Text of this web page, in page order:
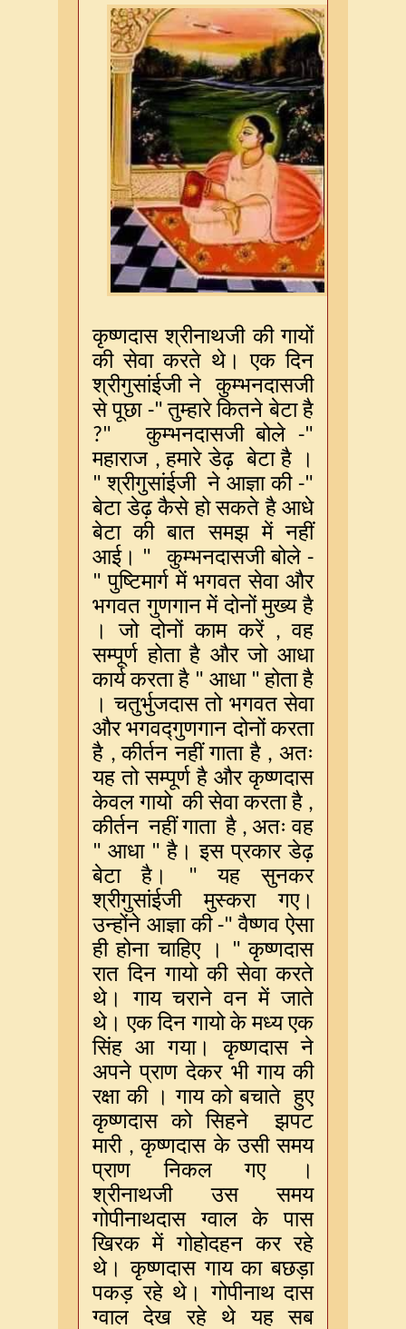
कृष्णदासश्रीनाथजीकीगायों
कीसेवाकरते थे।एकदिन
श्रीगुसांईजीने
कुम्भनदासजी
सेपूछा -"तुम्हारेकितनेबेटाहै
?"कुम्भनदासजीबोले-"
महाराज ,हमारेडेढ़ बेटाहै ।
"श्रीगुसांईजी ने आज्ञाकी -"
बेटाडेढ़कैसेहोसकतेहै आधे
बेटाकीबातसमझमेंनहीं
आई। "कुम्भनदासजीबोले-
"पुष्टिमार्गमेंभगवतसेवाऔर
भगवतगुणगानमेंदोनोंमुख्यहै
।जोदोनोंकामकरें ,वह
सम्पूर्णहोताहै औरजोआधा
कार्यकरताहै " आधा "होताहै
।चतुर्भुजदासतो भगवतसेवा
औरभगवद्गुणगानदोनोंकरता
है ,कीर्तननहींगाताहै ,अतः
यहतोसम्पूर्णहै औरकृष्णदास
केवलगायो कीसेवाकरताहै ,
कीर्तन नहींगाता है , अतःवह
" आधा "है।इसप्रकारडेढ़
बेटाहै। "यहसुनकर
श्रीगुसांईजीमुस्करागए।
उन्होंने आज्ञाकी-"वैष्णवऐसा
हीहोनाचाहिए । "कृष्णदास
रातदिनगायोकीसेवाकरते
थे।गायचरानेवनमेंजाते
थे।एकदिनगायोकेमध्यएक
सिंहआगया।कृष्णदासने
अपनेप्राणदेकर भीगायकी
रक्षाकी ।गायकोबचाते हुए
कृष्णदासकोसिहने
झपट
मारी ,कृष्णदासकेउसीसमय
प्राणनिकलगए
।
श्रीनाथजीउससमय
गोपीनाथदासग्वालकेपास
खिरकमेंगोहोदहनकररहे
थे।कृष्णदासगायकाबछड़ा
पकड़रहे थे।गोपीनाथदास
ग्वालदेखरहे थेयहसब